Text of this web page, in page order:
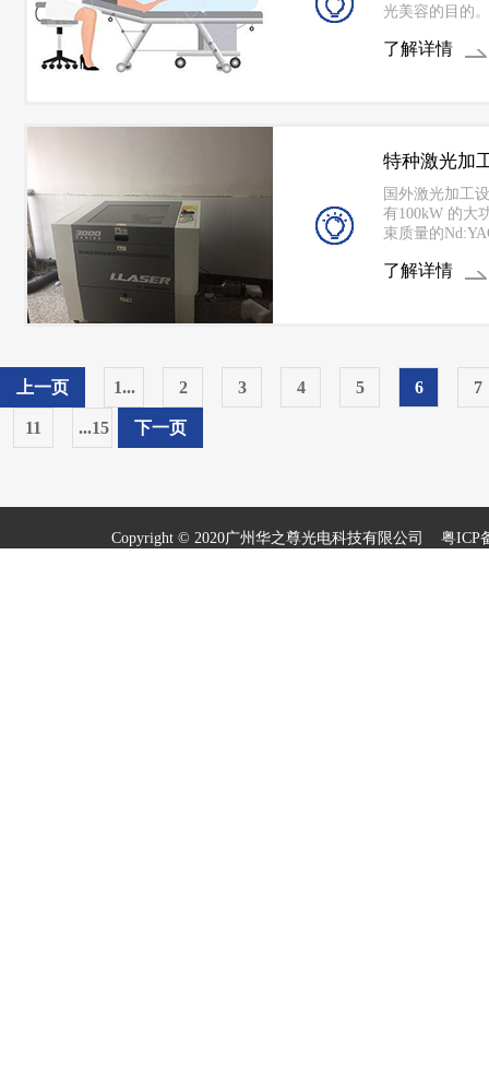
光美容的目的
了解详情
特种激光加
国外激光加工
有100kW 的大
束质量的
工设备功率大
了解详情
上一页 1... 2 3 4 5 6 7
11 ...15 下一页
Copyright © 2020广州华之尊光电科技有限公司 粤ICP